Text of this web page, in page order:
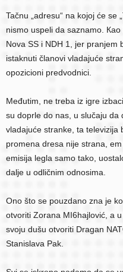
Tačnu „adresu“ na kojoj će se
nismo uspeli da saznamo.
Nova SS i NDH 1, jer pranjem
istaknuti članovi vladajuće
opozicioni predvodnici.
Međutim, ne treba iz igre
su doprle do nas, u slučaju da
vladajuće stranke, ta televizija
promena dresa nije strana,
emisija legla samo tako,
dalje u odličnim odnosima.
Ono što se pouzdano zna je
otvoriti Zorana MI6hajlović, a
svoju dušu otvoriti Dragan
Stanislava Pak.